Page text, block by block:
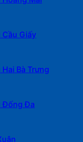
Giấy
Bà Trưng
Đống Đa